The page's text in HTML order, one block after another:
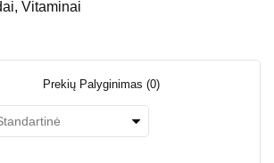
Vitaminai
Prekių Palyginimas (0)